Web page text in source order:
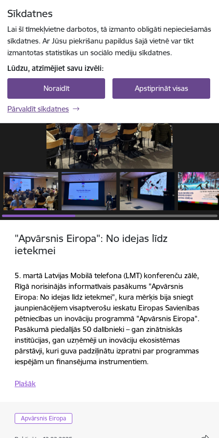
Sīkdatnes
Lai šī tīmekļvietne darbotos, tā izmanto obligāti nepieciešamās
sīkdatnes. Ar Jūsu piekrišanu papildus šajā vietnē var tikt
izmantotas statistikas un sociālo mediju sīkdatnes.
Lūdzu, atzīmējiet savu izvēli:
Noraidīt Apstiprināt visas
Pārvaldīt sīkdatnes
1 / 11
"Apvārsnis Eiropa": No idejas līdz
ietekmei
5. martā Latvijas Mobilā telefona (LMT) konferenču zālē,
Rīgā norisinājās informatīvais pasākums "Apvārsnis
Eiropa: No idejas līdz ietekmei", kura mērķis bija sniegt
jaunpienācējiem visaptverošu ieskatu Eiropas Savienības
pētniecības un inovāciju programmā "Apvārsnis Eiropa".
Pasākumā piedalījās 50 dalībnieki – gan zinātniskās
institūcijas, gan uzņēmēji un inovāciju ekosistēmas
pārstāvji, kuri guva padziļinātu izpratni par programmas
iespējām un finansējuma instrumentiem.
Plašāk
Apvārsnis Eiropa